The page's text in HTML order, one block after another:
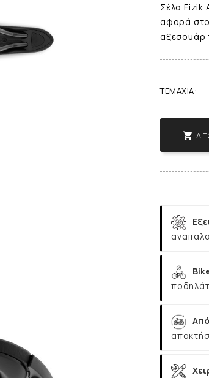
Σέλα Fizik
αφορά στο
αξεσουάρ
ΤΕΜΆΧΙΑ:
